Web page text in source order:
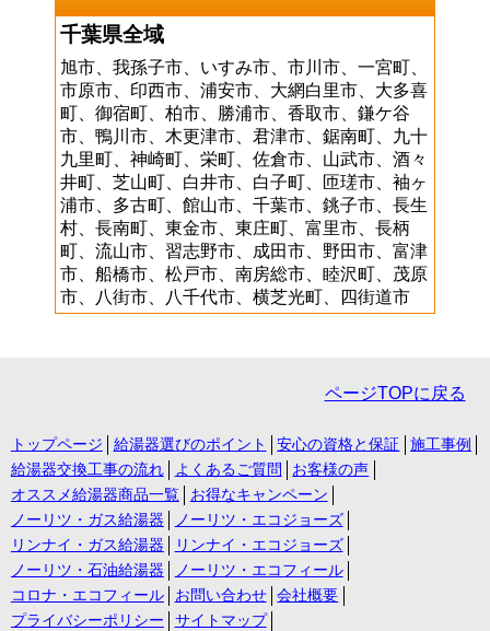
千葉県全域
旭市、我孫子市、いすみ市、市川市、一宮町、
市原市、印西市、浦安市、大網白里市、大多喜
町、御宿町、柏市、勝浦市、香取市、鎌ケ谷
市、鴨川市、木更津市、君津市、鋸南町、九十
九里町、神崎町、栄町、佐倉市、山武市、酒々
井町、芝山町、白井市、白子町、匝瑳市、袖ヶ
浦市、多古町、館山市、千葉市、銚子市、長生
村、長南町、東金市、東庄町、富里市、長柄
町、流山市、習志野市、成田市、野田市、富津
市、船橋市、松戸市、南房総市、睦沢町、茂原
市、八街市、八千代市、横芝光町、四街道市
ページTOPに戻る
トップページ 給湯器選びのポイント 安心の資格と保証
施工事例
給湯器交換工事の流れ
よくあるご質問
お客様の声
オススメ給湯器商品一覧
お得なキャンペーン
ノーリツ・ガス給湯器
ノーリツ・エコジョーズ
リンナイ・ガス給湯器
リンナイ・エコジョーズ
ノーリツ・石油給湯器
ノーリツ・エコフィール
コロナ・エコフィール
お問い合わせ
会社概要
プライバシーポリシー
サイトマップ